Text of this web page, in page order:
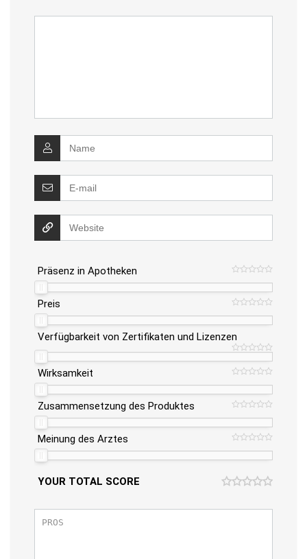
Präsenz in Apotheken
Preis
Verfügbarkeit von Zertifikaten und Lizenzen
Wirksamkeit
Zusammensetzung des Produktes
Meinung des Arztes
YOUR TOTAL SCORE